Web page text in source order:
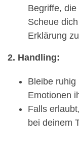
Begriffe,
Scheue
Erklärung
2. Handling:
Bleibe ruhig
Emotionen
Falls
bei deinem